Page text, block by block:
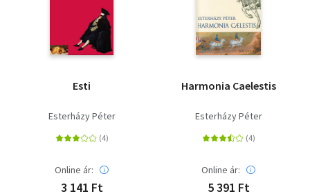
Esti
Esterházy Péter
Online ár:
3 141 Ft
Harmonia Caelestis
Esterházy Péter
Online ár:
5 391 Ft